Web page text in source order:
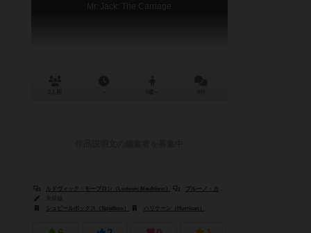
Mr. Jack: The Carriage
ルドヴィック・モーブロン（Ludovic Maublanc）
ブルーノ・カタラ（Bruno Cathala）
シュピールボックス（Spielbox）
ハリケーン（Hurrican）